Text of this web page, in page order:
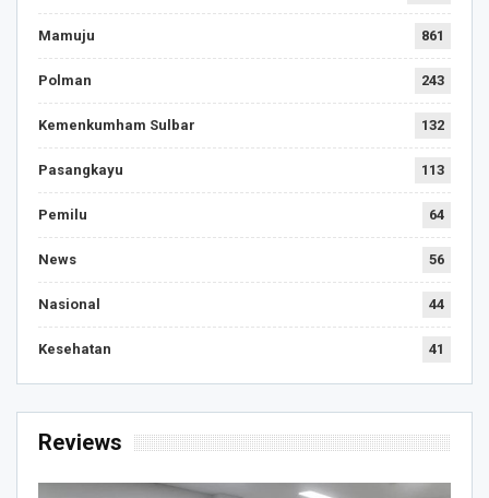
Mamuju 861
Polman 243
Kemenkumham Sulbar 132
Pasangkayu 113
Pemilu 64
News 56
Nasional 44
Kesehatan 41
Reviews